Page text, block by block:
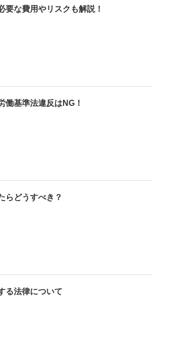
要な費用やリスクも解説！
働基準法違反はNG！
らどうすべき？
る法律について